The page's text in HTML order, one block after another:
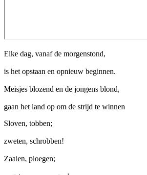
Elke dag, vanaf de morgenstond,
is het opstaan en opnieuw beginnen.
Meisjes blozend en de jongens blond,
gaan het land op om de strijd te winnen
Sloven, tobben;
zweten, schrobben!
Zaaien, ploegen;